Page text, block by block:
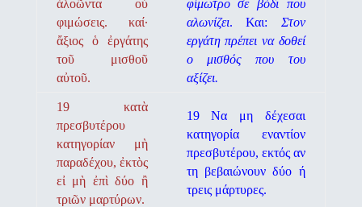
ἀλοῶντα οὐ
φιμώσεις. καί·
ἄξιος ὁ ἐργάτης
τοῦ μισθοῦ
αὐτοῦ.
φίμωτρο σε βόδι που
αλωνίζει. Και: Στον
εργάτη πρέπει να δοθεί
ο μισθός που του
αξίζει.
19 κατὰ
πρεσβυτέρου
κατηγορίαν μὴ
παραδέχου, ἐκτὸς
εἰ μὴ ἐπὶ δύο ἢ
τριῶν μαρτύρων.
19 Να μη δέχεσαι
κατηγορία εναντίον
πρεσβυτέρου, εκτός αν
τη βεβαιώνουν δύο ή
τρεις μάρτυρες.